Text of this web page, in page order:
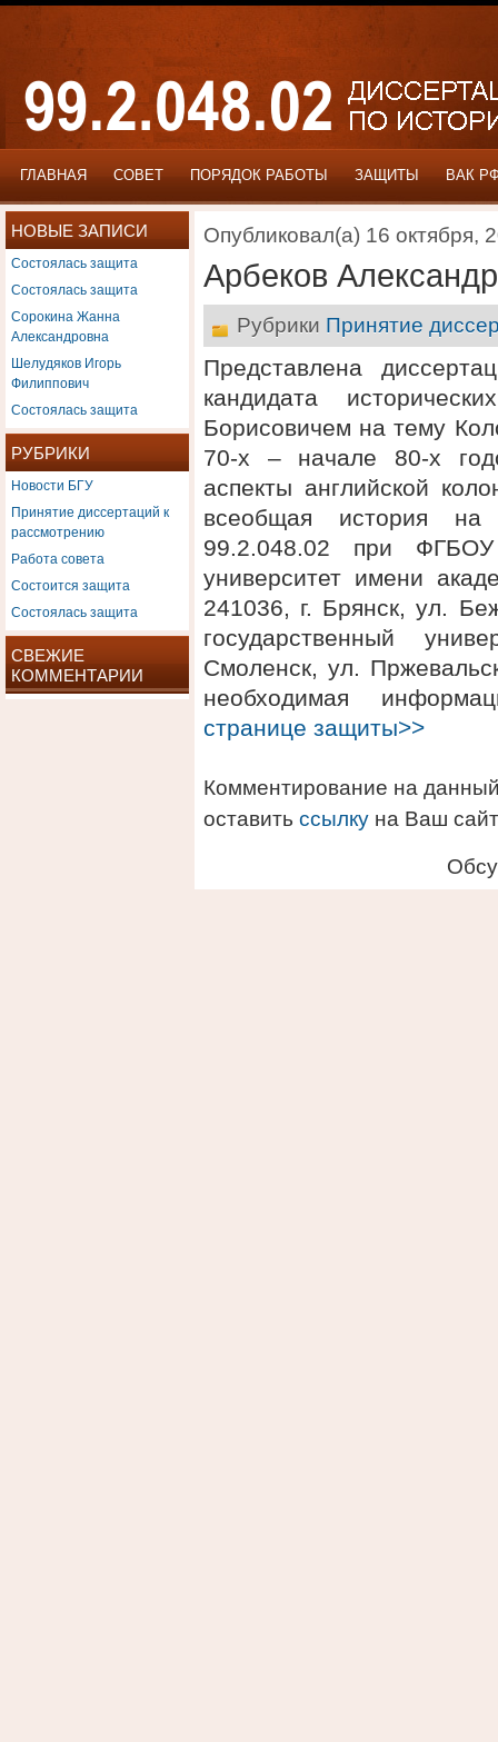
ГЛАВНАЯ СОВЕТ ПОРЯДОК РАБОТЫ ЗАЩИТЫ ВАК
НОВЫЕ ЗАПИСИ
Состоялась защита
Состоялась защита
Сорокина Жанна
Александровна
Шелудяков Игорь
Филиппович
Состоялась защита
РУБРИКИ
Новости БГУ
Принятие диссертаций к
рассмотрению
Работа совета
Состоится защита
Состоялась защита
СВЕЖИЕ
КОММЕНТАРИИ
Опубликовал(а) 16 октября,
Арбеков
Рубрики Принятие
Представлена
кандидата
Борисовичем на тему
70-х – начале 80-х
аспекты английской
всеобщая история на
99.2.048.02 при ФГБОУ
университет имени
241036, г. Брянск, ул.
государственный
Смоленск, ул.
необходимая
странице защиты>>
Комментирование на
оставить ссылку на Ваш